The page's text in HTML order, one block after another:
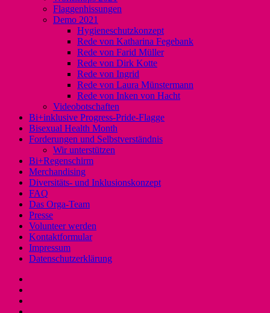
Flaggenhissungen
Demo 2021
Hygieneschutzkonzept
Rede von Katharina Fegebank
Rede von Farid Müller
Rede von Dirk Kotte
Rede von Ingrid
Rede von Laura Münstermann
Rede von Inken von Hacht
Videobotschaften
Bi+inklusive Progress-Pride-Flagge
Bisexual Health Month
Forderungen und Selbstverständnis
Wir unterstützen
Bi+Regenschirm
Merchandising
Diversitäts- und Inklusionskonzept
FAQ
Das Orga-Team
Presse
Volunteer werden
Kontaktformular
Impressum
Datenschutzerklärung